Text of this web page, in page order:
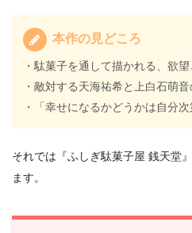
本作の見どころ
・駄菓子を通して描かれる、欲
・敵対する天海祐希と上白石萌
・「幸せになるかどうかは自分
それでは『ふしぎ駄菓子屋 銭天堂
ます。